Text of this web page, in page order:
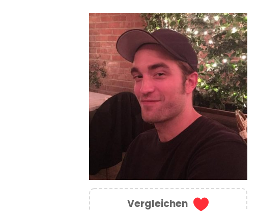
Vergleichen